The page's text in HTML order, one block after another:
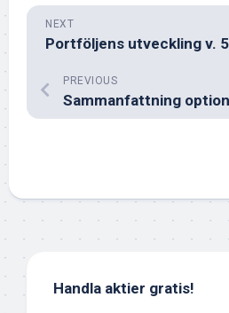
NEXT
Portföljens utveckling v.
PREVIOUS
Sammanfattning
Handla aktier gratis!